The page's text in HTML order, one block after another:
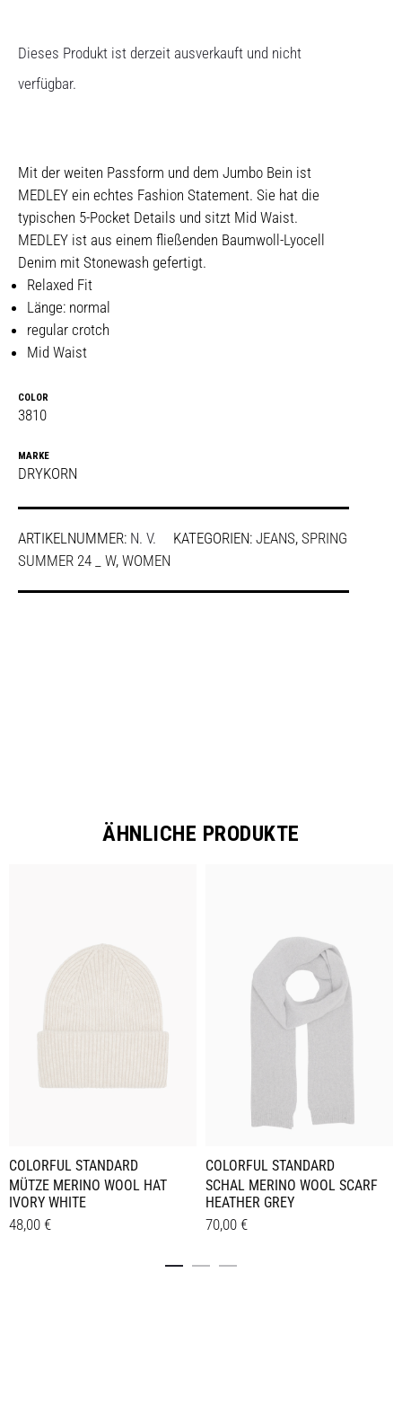
Dieses Produkt ist derzeit ausverkauft und nicht
verfügbar.
Mit der weiten Passform und dem Jumbo Bein ist
MEDLEY ein echtes Fashion Statement. Sie hat die
typischen 5-Pocket Details und sitzt Mid Waist.
MEDLEY ist aus einem fließenden Baumwoll-Lyocell
Denim mit Stonewash gefertigt.
Relaxed Fit
Länge: normal
regular crotch
Mid Waist
COLOR
3810
MARKE
DRYKORN
ARTIKELNUMMER: N. V. KATEGORIEN: JEANS, SPRING
SUMMER 24 _ W, WOMEN
ÄHNLICHE PRODUKTE
COLORFUL STANDARD
MÜTZE MERINO WOOL HAT
IVORY WHITE
48,00 €
COLORFUL STANDARD
SCHAL MERINO WOOL SCARF
HEATHER GREY
70,00 €